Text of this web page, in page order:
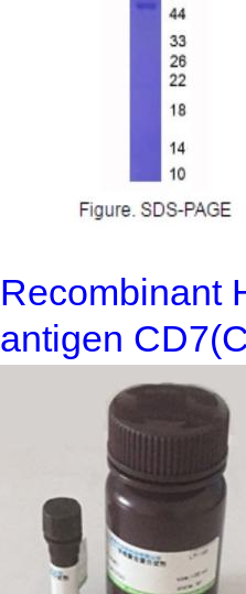
Recombinant
antigen